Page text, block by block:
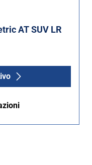
AT SUV LR